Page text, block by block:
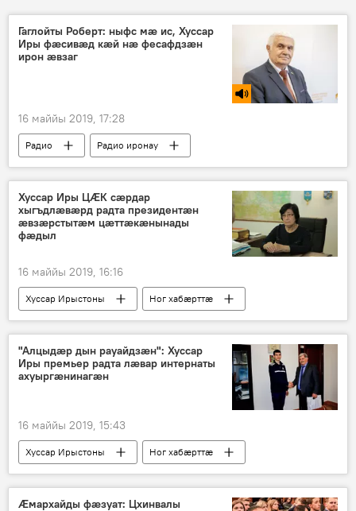
Гаглойты Роберт: ныфс мӕ ис, Хуссар
Иры фӕсивӕд кӕй нӕ фесафдзӕн
ирон ӕвзаг
16 маййы 2019, 17:28
Радио Радио иронау
Хуссар Иры ЦӔК сӕрдар
хыгъдлӕвӕрд радта президентӕн
ӕвзӕрстытӕм цӕттӕкӕнынады
фӕдыл
16 маййы 2019, 16:16
Хуссар Ирыстоны
Ног хабӕрттӕ
Политикӕ
"Алцыдӕр дын рауайдзӕн": Хуссар
Иры премьер радта лӕвар интернаты
ахуыргӕнинагӕн
16 маййы 2019, 15:43
Хуссар Ирыстоны Ног хабӕрттӕ
Æмархайды фæзуат: Цхинвалы